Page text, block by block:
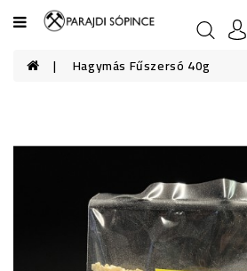
Kategóriák
ÉTKEZÉSI
SÓK
GYÓGYSÓK
Hagymás Fűszersó 40g